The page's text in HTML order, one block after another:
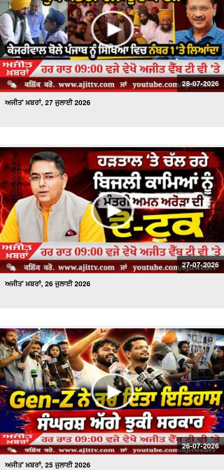
28-07-2026
ਅਜੀਤ' ਖ਼ਬਰਾਂ, 27 ਜੁਲਾਈ 2026
27-07-2026
ਅਜੀਤ' ਖ਼ਬਰਾਂ, 26 ਜੁਲਾਈ 2026
26-07-2026
ਅਜੀਤ' ਖ਼ਬਰਾਂ, 25 ਜੁਲਾਈ 2026